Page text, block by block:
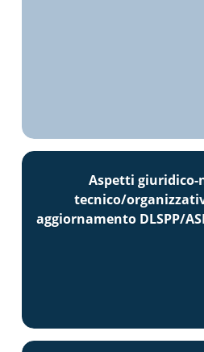
Aspetti
tecnico/
aggiornamento DLSPP/